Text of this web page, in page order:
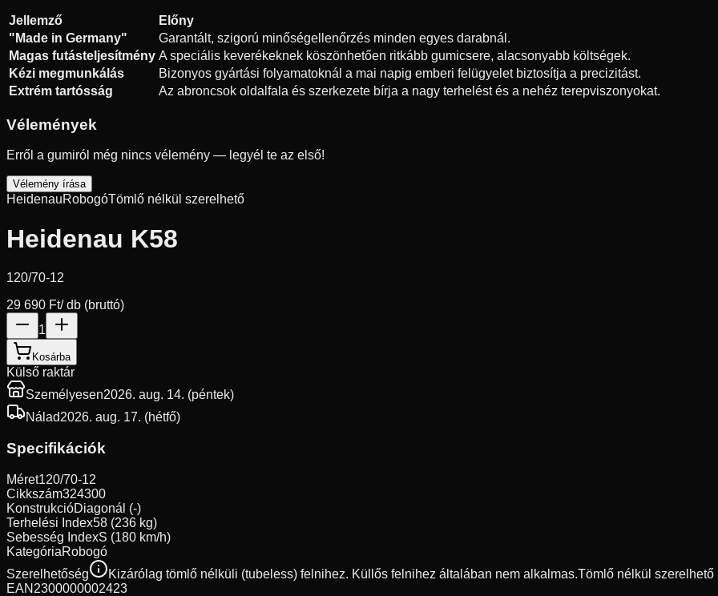
Jellemző
Előny
"Made in Germany"
Garantált, szigorú minőségellenőrzés minden egyes darabnál.
Magas futásteljesítmény A speciális keverékeknek köszönhetően ritkább gumicsere, alacsonyabb költségek.
Kézi megmunkálás
Bizonyos gyártási folyamatoknál a mai napig emberi felügyelet biztosítja a precizitást.
Extrém tartósság
Az abroncsok oldalfala és szerkezete bírja a nagy terhelést és a nehéz terepviszonyokat.
Vélemények
Erről a gumiról még nincs vélemény — legyél te az első!
Vélemény írása
HeidenauRobogóTömlő nélkül szerelhető
Heidenau K58
120/70-12
29 690 Ft/ db (bruttó)
1
Kosárba
Külső raktár
Személyesen2026. aug. 14. (péntek)
Nálad2026. aug. 17. (hétfő)
Specifikációk
Méret120/70-12
Cikkszám324300
KonstrukcióDiagonál (-)
Terhelési Index58 (236 kg)
Sebesség IndexS (180 km/h)
KategóriaRobogó
Szerelhetőség
Kizárólag tömlő nélküli (tubeless) felnihez. Küllős felnihez általában nem alkalmas.Tömlő nélkül szerelhető
EAN 2300000002423